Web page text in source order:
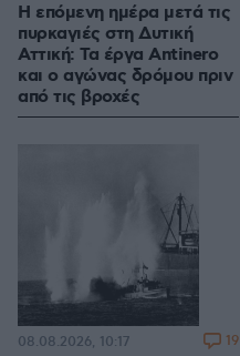
Η επόμενη ημέρα μετά τις
πυρκαγιές στη Δυτική
Αττική: Τα έργα Antinero
και ο αγώνας δρόμου πριν
από τις βροχές
08.08.2026, 10:17 19